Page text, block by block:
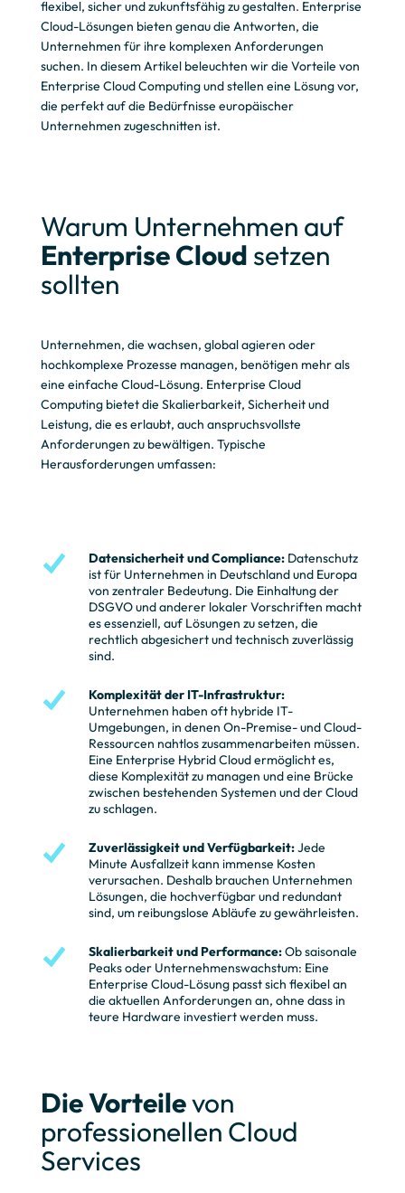
flexibel, sicher und zukunftsfähig zu gestalten. Enterprise
Cloud-Lösungen bieten genau die Antworten, die
Unternehmen für ihre komplexen Anforderungen
suchen. In diesem Artikel beleuchten wir die Vorteile von
Enterprise Cloud Computing und stellen eine Lösung vor,
die perfekt auf die Bedürfnisse europäischer
Unternehmen zugeschnitten ist.
Warum Unternehmen auf
Enterprise Cloud setzen
sollten
Unternehmen, die wachsen, global agieren oder
hochkomplexe Prozesse managen, benötigen mehr als
eine einfache Cloud-Lösung. Enterprise Cloud
Computing bietet die Skalierbarkeit, Sicherheit und
Leistung, die es erlaubt, auch anspruchsvollste
Anforderungen zu bewältigen. Typische
Herausforderungen umfassen:
Datensicherheit und Compliance:Datenschutz
ist für Unternehmen in Deutschland und Europa
von zentraler Bedeutung. Die Einhaltung der
DSGVO und anderer lokaler Vorschriften macht
es essenziell, auf Lösungen zu setzen, die
rechtlich abgesichert und technisch zuverlässig
sind.
Komplexität der IT-Infrastruktur:
Unternehmen haben oft hybride IT-
Umgebungen, in denen On-Premise- und Cloud-
Ressourcen nahtlos zusammenarbeiten müssen.
Eine Enterprise Hybrid Cloud ermöglicht es,
diese Komplexität zu managen und eine Brücke
zwischen bestehenden Systemen und der Cloud
zu schlagen.
Zuverlässigkeit und Verfügbarkeit:Jede
Minute Ausfallzeit kann immense Kosten
verursachen. Deshalb brauchen Unternehmen
Lösungen, die hochverfügbar und redundant
sind, um reibungslose Abläufe zu gewährleisten.
Skalierbarkeit und Performance:Ob saisonale
Peaks oder Unternehmenswachstum: Eine
Enterprise Cloud-Lösung passt sich flexibel an
die aktuellen Anforderungen an, ohne dass in
teure Hardware investiert werden muss.
Die Vorteilevon
professionellen Cloud
Services